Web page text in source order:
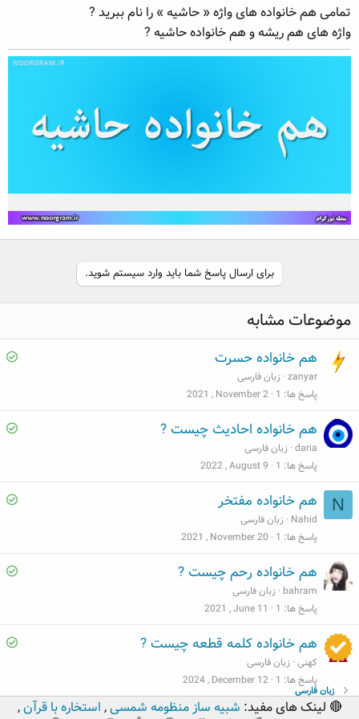
ه
م
و
ض
ع
تمامی هم خانواده های واژه « حاشیه » را نام ببرید ?
واژه های هم ریشه و هم خانواده حاشیه ?
برای ارسال پاسخ شما باید وارد سیستم شوید.
موضوعات مشابه
S
e
هم خانواده حسرت
zanyar زبان فارسی
پاسخ ها 1
2021 , November 2
S
e
هم خانواده احادیث چیست ?
daria زبان فارسی
پاسخ ها 1
2022 , August 9
N
S
e
هم خانواده مفتخر
Nahid زبان فارسی
پاسخ ها 1
2021 , November 20
S
e
هم خانواده رحم چیست ?
bahram زبان فارسی
پاسخ ها 1
2021 , June 11
S
v
هم خانواده کلمه قطعه چیست ?
کهنی زبان فارسی
پاسخ ها 1
2024 , December 12
زبان فارسی
🔴 لینک های مفید: شبیه ساز منظومه شمسی, استخاره با قرآن,